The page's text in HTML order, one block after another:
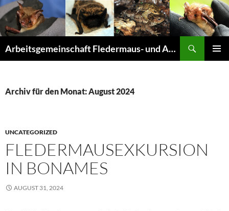
Arbeitsgemeinschaft Fledermaus- und Amphibienschutz Seligenstadt und Mainhausen
Archiv für den Monat: August 2024
UNCATEGORIZED
FLEDERMAUSEXKURSION
IN BONAMES
AUGUST 31, 2024